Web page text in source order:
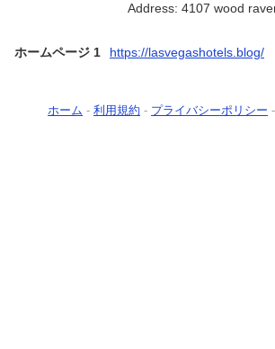
Address: 4107 wood
ホームページ 1 https://lasvegashotels.blog/
ホーム - 利用規約 - プライバシーポリシー -